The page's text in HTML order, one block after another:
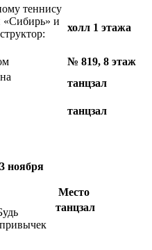
теннису
«Сибирь» и
холл 1 этажа
№ 819, 8 этаж
танцзал
танцзал
ноября
Место
танцзал